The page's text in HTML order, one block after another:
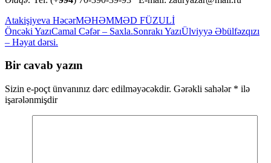
Atakişiyeva HəcərMƏHƏMMƏD FÜZULİ
Yazılar
üzrə
naviqasiya
Öncəki YazıCamal Cəfər – Saxla.Sonrakı YazıÜlviyyə Əbülfəzqızı
– Həyat dərsi.
Bir cavab yazın
Sizin e-poçt ünvanınız dərc edilməyəcəkdir. Gərəkli sahələr * ilə
işarələnmişdir